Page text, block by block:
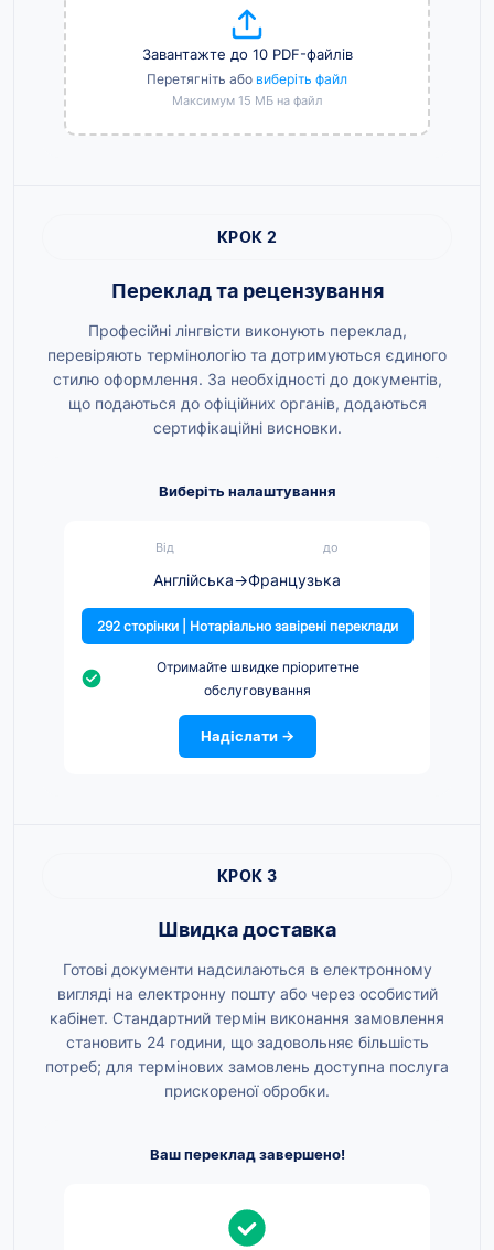
Завантажте до 10 PDF-файлів
Перетягніть або виберіть файл
Максимум 15 МБ на файл
КРОК 2
Переклад та рецензування
Професійні лінгвісти виконують переклад,
перевіряють термінологію та дотримуються єдиного
стилю оформлення. За необхідності до документів,
що подаються до офіційних органів, додаються
сертифікаційні висновки.
Виберіть налаштування
Від до
Англійська→Французька
292 сторінки | Нотаріально завірені переклади
Отримайте швидке пріоритетне
обслуговування
Надіслати →
КРОК 3
Швидка доставка
Готові документи надсилаються в електронному
вигляді на електронну пошту або через особистий
кабінет. Стандартний термін виконання замовлення
становить 24 години, що задовольняє більшість
потреб; для термінових замовлень доступна послуга
прискореної обробки.
Ваш переклад завершено!